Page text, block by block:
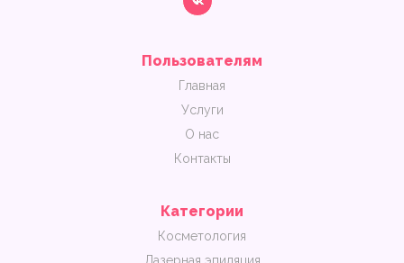
Пользователям
Главная
Услуги
О нас
Контакты
Категории
Косметология